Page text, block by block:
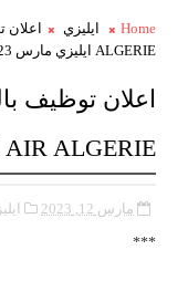
Home ايليزي
ALGERIE ايليزي مارس 2023
اعلان توظيف
AIR ALGERIE ايليزي مارس 2023
مارس 12, 2023
***